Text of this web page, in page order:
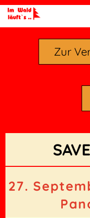
Zur
27.